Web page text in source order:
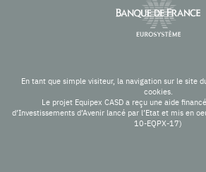
En tant que simple visiteur, la navigation sur le site
cookies.
Le projet Equipex CASD a reçu une aide
d’Investissements d’Avenir lancé par l’Etat et mis en
10-EQPX-17)